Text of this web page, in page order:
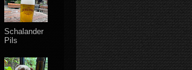
Schalander
Pils